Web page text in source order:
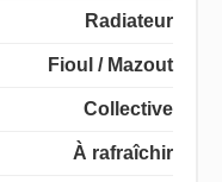
Radiateur
Fioul / Mazout
Collective
À rafraîchir